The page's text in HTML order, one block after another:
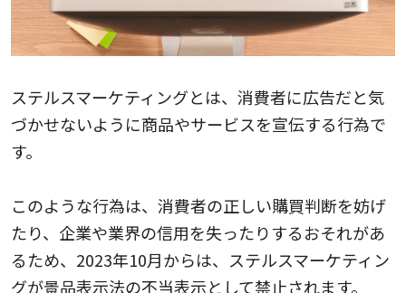
ステルスマーケティングとは、消費者に広告だと気
づかせないように商品やサービスを宣伝する行為で
す。
このような行為は、消費者の正しい購買判断を妨げ
たり、企業や業界の信用を失ったりするおそれがあ
るため、2023年10月からは、ステルスマーケティン
グが景品表示法の不当表示として禁止されます。